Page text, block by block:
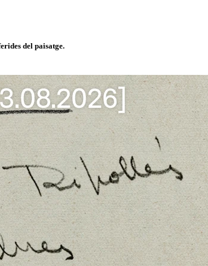
del paisatge.